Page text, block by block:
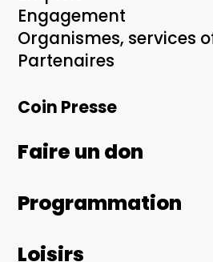
Engagement
Organismes, services
Partenaires
Coin Presse
Faire un don
Programmation
Loisirs